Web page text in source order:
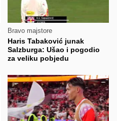
Bravo majstore
Haris Tabaković junak
Salzburga: Ušao i pogodio
za veliku pobjedu